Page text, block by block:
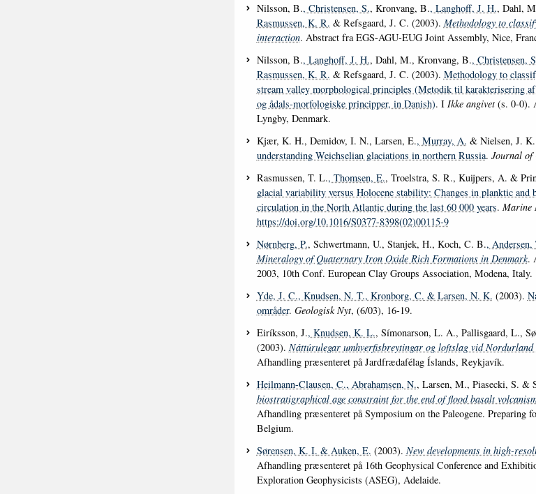
Nilsson, B., Christensen, S., Kronvang, B., Langhoff, J. H., Dahl,
Rasmussen, K. R. & Refsgaard, J. C. (2003). Methodology to
interaction. Abstract fra EGS-AGU-EUG Joint Assembly, Nice,
Nilsson, B., Langhoff, J. H., Dahl, M., Kronvang, B., Christensen,
Rasmussen, K. R. & Refsgaard, J. C. (2003). Methodology to
stream valley morphological principles (Metodik til karakterisering
og ådals-morfologiske principper, in Danish). I Ikke angivet (s. 0-0).
Lyngby, Denmark.
Kjær, K. H., Demidov, I. N., Larsen, E., Murray, A. & Nielsen, J.
understanding Weichselian glaciations in northern Russia. Journal of
Rasmussen, T. L., Thomsen, E., Troelstra, S. R., Kuijpers, A. &
glacial variability versus Holocene stability: Changes in planktic and
circulation in the North Atlantic during the last 60 000 years. Marine
https://doi.org/10.1016/S0377-8398(02)00115-9
Nørnberg, P., Schwertmann, U., Stanjek, H., Koch, C. B., Andersen,
Mineralogy of Quaternary Iron Oxide Rich Formations in Denmark.
2003, 10th Conf. European Clay Groups Association, Modena, Italy.
Yde, J. C., Knudsen, N. T., Kronborg, C. & Larsen, N. K. (2003).
områder. Geologisk Nyt, (6/03), 16-19.
Eiríksson, J., Knudsen, K. L., Símonarson, L. A., Pallisgaard, L.,
(2003). Náttúrulegar umhverfisbreytingar og loftslag vid
Afhandling præsenteret på Jardfrædafélag Íslands, Reykjavík.
Heilmann-Clausen, C., Abrahamsen, N., Larsen, M., Piasecki, S. &
biostratigraphical age constraint for the end of flood basalt
Afhandling præsenteret på Symposium on the Paleogene. Preparing
Belgium.
Sørensen, K. I. & Auken, E. (2003). New developments in high-
Afhandling præsenteret på 16th Geophysical Conference and
Exploration Geophysicists (ASEG), Adelaide.